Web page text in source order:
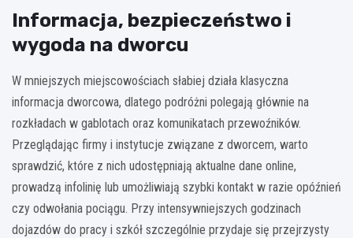
Informacja, bezpieczeństwo i
wygoda na dworcu
W mniejszych miejscowościach słabiej działa klasyczna
informacja dworcowa, dlatego podróżni polegają głównie na
rozkładach w gablotach oraz komunikatach przewoźników.
Przeglądając firmy i instytucje związane z dworcem, warto
sprawdzić, które z nich udostępniają aktualne dane online,
prowadzą infolinię lub umożliwiają szybki kontakt w razie opóźnień
czy odwołania pociągu. Przy intensywniejszych godzinach
dojazdów do pracy i szkół szczególnie przydaje się przejrzysty